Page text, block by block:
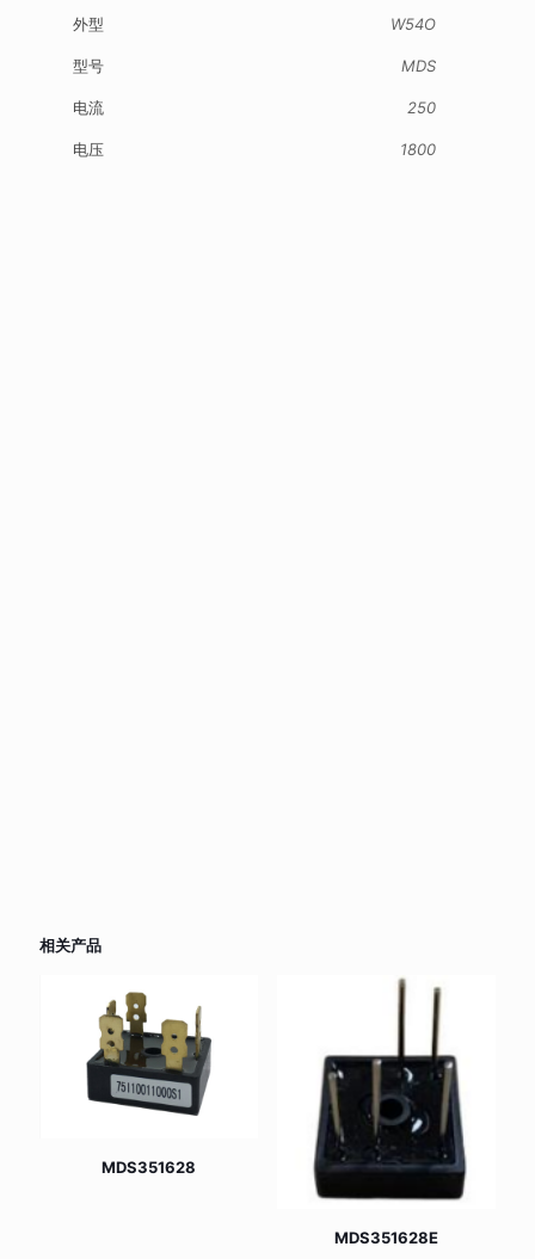
外型 W54O
型号 MDS
电流 250
电压 1800
相关产品
MDS351628
MDS351628E